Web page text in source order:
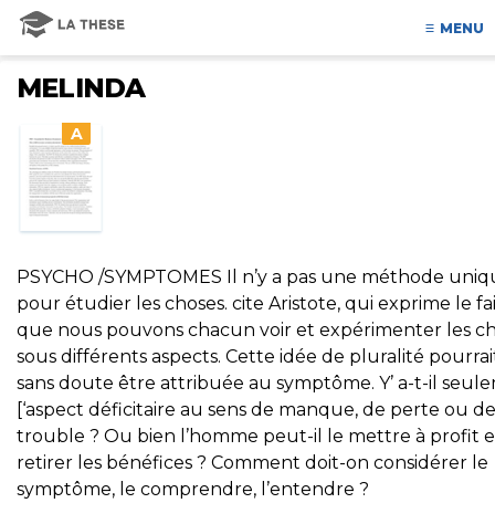
MENU
MELINDA
A
PSYCHO /SYMPTOMES Il n’y a pas une méthode
pour étudier les choses. cite Aristote, qui exprime le
que nous pouvons chacun voir et expérimenter les
sous différents aspects. Cette idée de pluralité
sans doute être attribuée au symptôme. Y’ a-t-il
[‘aspect déficitaire au sens de manque, de perte ou de
trouble ? Ou bien l’homme peut-il le mettre à profit
retirer les bénéfices ? Comment doit-on considérer le
symptôme, le comprendre, l’entendre ?